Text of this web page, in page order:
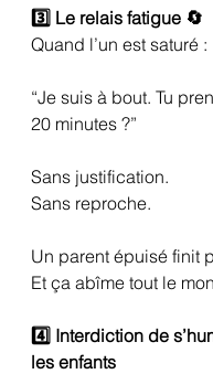
3️⃣ Le relais fatigue 🔄
Quand l’un est saturé :
“Je suis à bout. Tu
20 minutes ?”
Sans justification.
Sans reproche.
Un parent épuisé finit
Et ça abîme tout le
4️⃣ Interdiction de
les enfants